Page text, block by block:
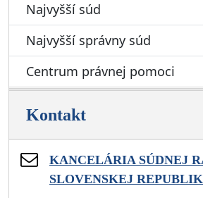
Najvyšší súd
Najvyšší správny súd
Centrum právnej pomoci
Kontakt
KANCELÁRIA SÚDNEJ
SLOVENSKEJ